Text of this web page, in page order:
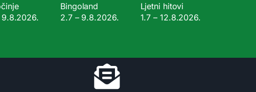
9.8.2026.
Bingoland
2.7 – 9.8.2026.
Ljetni hitovi
1.7 – 12.8.2026.